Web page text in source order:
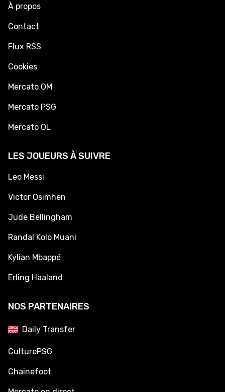
À propos
Contact
Flux RSS
Cookies
Mercato OM
Mercato PSG
Mercato OL
LES JOUEURS À SUIVRE
Leo Messi
Victor Osimhen
Jude Bellingham
Randal Kolo Muani
Kylian Mbappé
Erling Haaland
NOS PARTENAIRES
Daily Transfer
CulturePSG
Chainefoot